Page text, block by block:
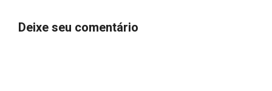
Deixe seu comentário